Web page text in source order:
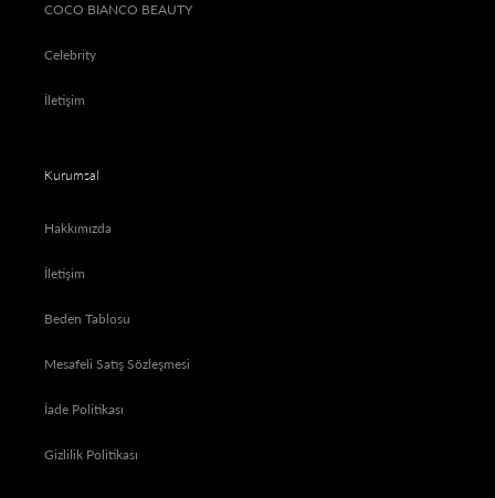
COCO BIANCO BEAUTY
Celebrity
İletişim
Kurumsal
Hakkımızda
İletişim
Beden Tablosu
Mesafeli Satış Sözleşmesi
İade Politikası
Gizlilik Politikası